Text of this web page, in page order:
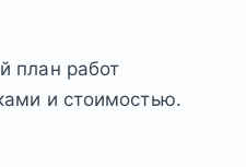
план работ
и стоимостью.